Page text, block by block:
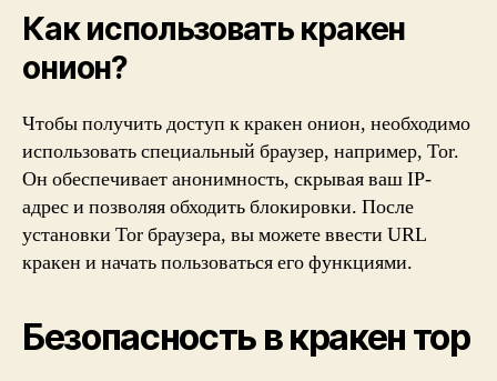
Как использовать кракен
онион?
Чтобы получить доступ к кракен онион, необходимо
использовать специальный браузер, например, Tor.
Он обеспечивает анонимность, скрывая ваш IP-
адрес и позволяя обходить блокировки. После
установки Tor браузера, вы можете ввести URL
кракен и начать пользоваться его функциями.
Безопасность в кракен тор